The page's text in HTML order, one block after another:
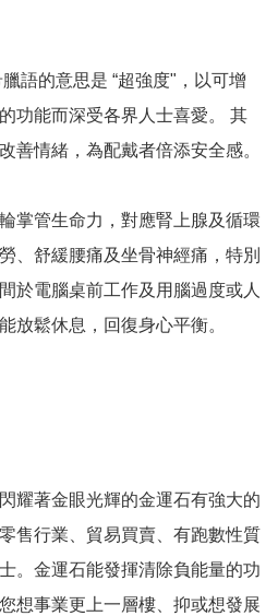
語的意思是 “超強度"，以可增
功能而深受各界人士喜愛。 其
善情緒，為配戴者倍添安全感。
掌管生命力，對應腎上腺及循環
、舒緩腰痛及坐骨神經痛，特別
於電腦桌前工作及用腦過度或人
放鬆休息，回復身心平衡。
耀著金眼光輝的金運石有強大的
售行業、貿易買賣、有跑數性質
。金運石能發揮清除負能量的功
想事業更上一層樓、抑或想發展